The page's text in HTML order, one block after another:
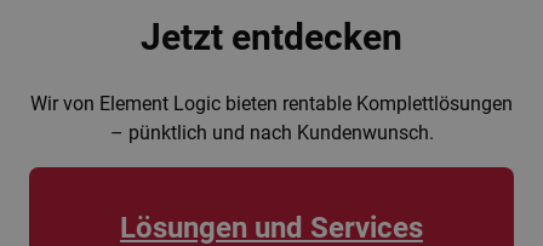
Jetzt entdecken
Wir von Element Logic bieten rentable Komplettlösungen
– pünktlich und nach Kundenwunsch.
Lösungen und Services